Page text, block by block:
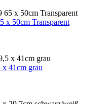
x 50cm Transparent
x 41cm grau